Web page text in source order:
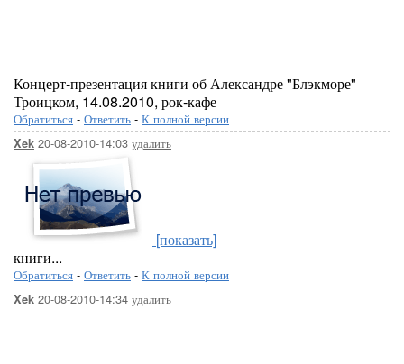
Концерт-презентация книги об Александре "Блэкморе"
Троицком, 14.08.2010, рок-кафе
Обратиться - Ответить - К полной версии
Xek 20-08-2010-14:03 удалить
[показать]
книги...
Обратиться - Ответить - К полной версии
Xek 20-08-2010-14:34 удалить